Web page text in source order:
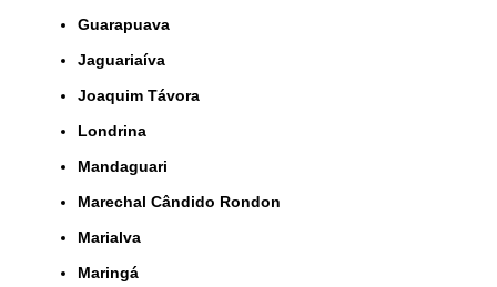
Guarapuava
Jaguariaíva
Joaquim Távora
Londrina
Mandaguari
Marechal Cândido Rondon
Marialva
Maringá